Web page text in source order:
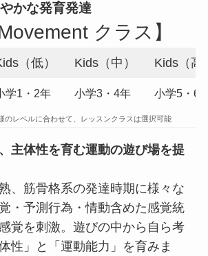
かな発育発達
クラス】
（低） Kids（中） Kids（高
学1・2年 小学3・4年 小学5・6
のレベルに合わせて、レッスンクラスは選択可能
主体性を育む運動の遊び場を提
、筋骨格系の発達時期に様々な
・予測行為・情動含めた感覚統
覚を刺激。遊びの中から自ら考
性」と「運動能力」を育みま